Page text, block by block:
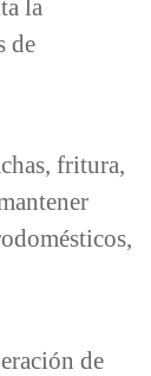
la
de
fritura,
de